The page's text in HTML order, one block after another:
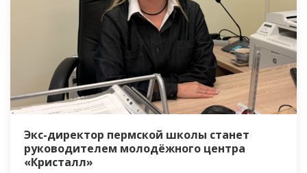
Экс-директор пермской школы станет
руководителем молодёжного центра
«Кристалл»